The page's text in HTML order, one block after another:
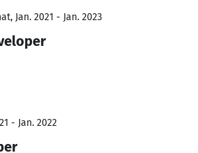
Jan. 2021 - Jan. 2023
- Jan. 2022